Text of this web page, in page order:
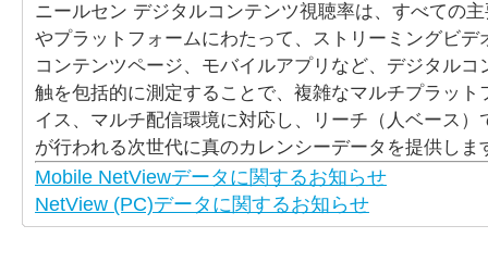
ニールセン デジタルコンテンツ視聴率は、すべての
やプラットフォームにわたって、ストリーミングビデ
コンテンツページ、モバイルアプリなど、デジタルコ
触を包括的に測定することで、複雑なマルチプラット
イス、マルチ配信環境に対応し、リーチ（人ベース）
が行われる次世代に真のカレンシーデータを提供しま
Mobile NetViewデータに関するお知らせ
NetView (PC)データに関するお知らせ